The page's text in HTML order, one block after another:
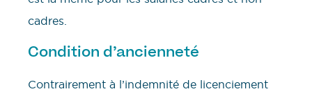
cadres.
Condition d’ancienneté
Contrairement à l’indemnité de licenciement